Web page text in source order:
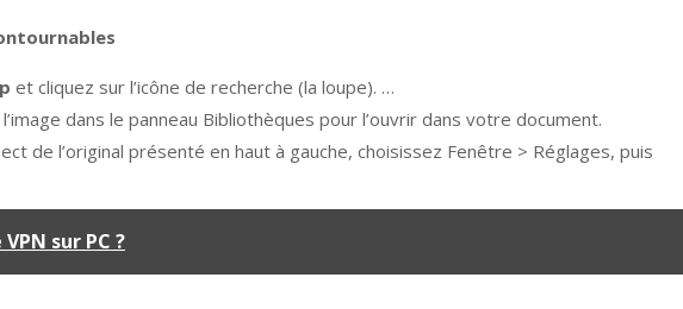
et cliquez sur l’icône de recherche (la loupe). …
dans le panneau Bibliothèques pour l’ouvrir dans votre document.
de l’original présenté en haut à gauche, choisissez Fenêtre > Réglages, puis
sur PC ?